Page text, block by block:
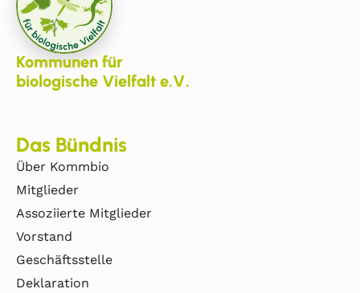
Kommunen für
biologische Vielfalt e.V.
Das Bündnis
Über Kommbio
Mitglieder
Assoziierte Mitglieder
Vorstand
Geschäftsstelle
Deklaration